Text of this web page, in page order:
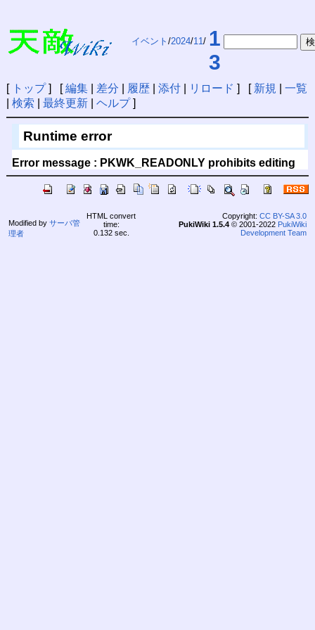
イベント /2024/11/ 1
3
[ トップ] [編集| 差分 履歴| 添付| リロード ] [ 新規
一覧
検索 最終更新| ヘルプ]
Runtime error
Error message : PKWK_READONLY prohibits editing
Modified by サーバ管
理者
HTML convert
time:
0.132 sec.
Copyright: CC BY-SA 3.0
PukiWiki 1.5.4© 2001-2022 PukiWiki
Development Team